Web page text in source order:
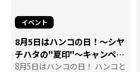
イベント
8月5日はハンコの日！～シヤ
チハタの"夏印"～キャンペー
ン
8月5日はハンコの日！ ハンコと